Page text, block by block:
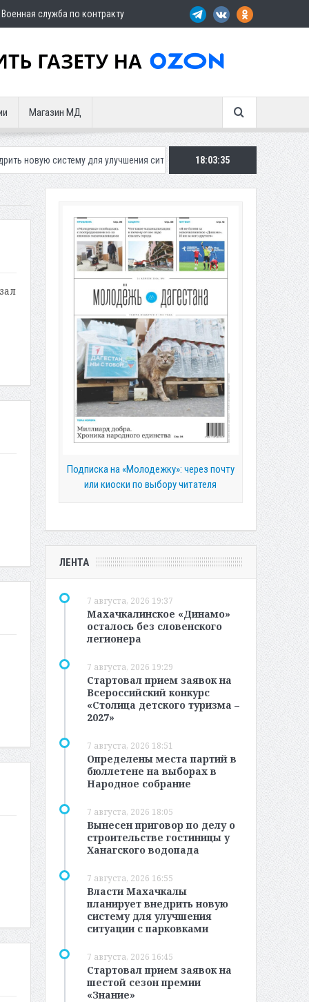
Военная служба по контракту
Магазин МД
для улучшения ситуации с парковками Махачкалинское
18:03:37
Подписка на «Молодежку»: через почту
или киоски по выбору читателя
ЛЕНТА
7 августа, 2026 19:37
Махачкалинское «Динамо»
осталось без словенского
легионера
7 августа, 2026 19:29
Стартовал прием заявок на
Всероссийский конкурс
«Столица детского туризма –
2027»
7 августа, 2026 18:51
Определены места партий в
бюллетене на выборах в
Народное собрание
7 августа, 2026 18:05
Вынесен приговор по делу о
строительстве гостиницы у
Ханагского водопада
7 августа, 2026 16:55
Власти Махачкалы
планирует внедрить новую
систему для улучшения
ситуации с парковками
7 августа, 2026 16:45
Стартовал прием заявок на
шестой сезон премии
«Знание»